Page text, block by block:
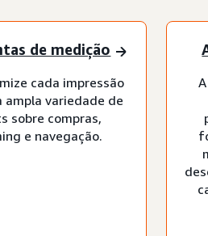
de medição
cada impressão
ampla variedade de
sobre compras,
e navegação.